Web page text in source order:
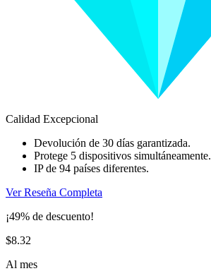
Calidad Excepcional
Devolución de 30 días garantizada.
Protege 5 dispositivos simultáneamente.
IP de 94 países diferentes.
Ver Reseña Completa
¡49% de descuento!
$8.32
Al mes